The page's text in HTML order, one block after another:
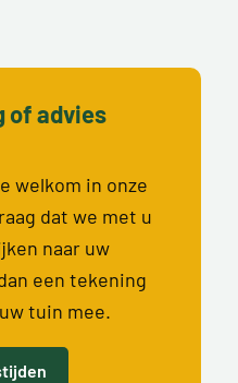
of advies
welkom in onze
dat we met u
naar uw
een tekening
tuin mee.